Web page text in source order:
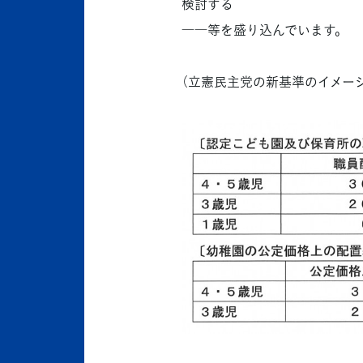
――等を盛り込んでいます。
（立憲民主党の新基準のイメー